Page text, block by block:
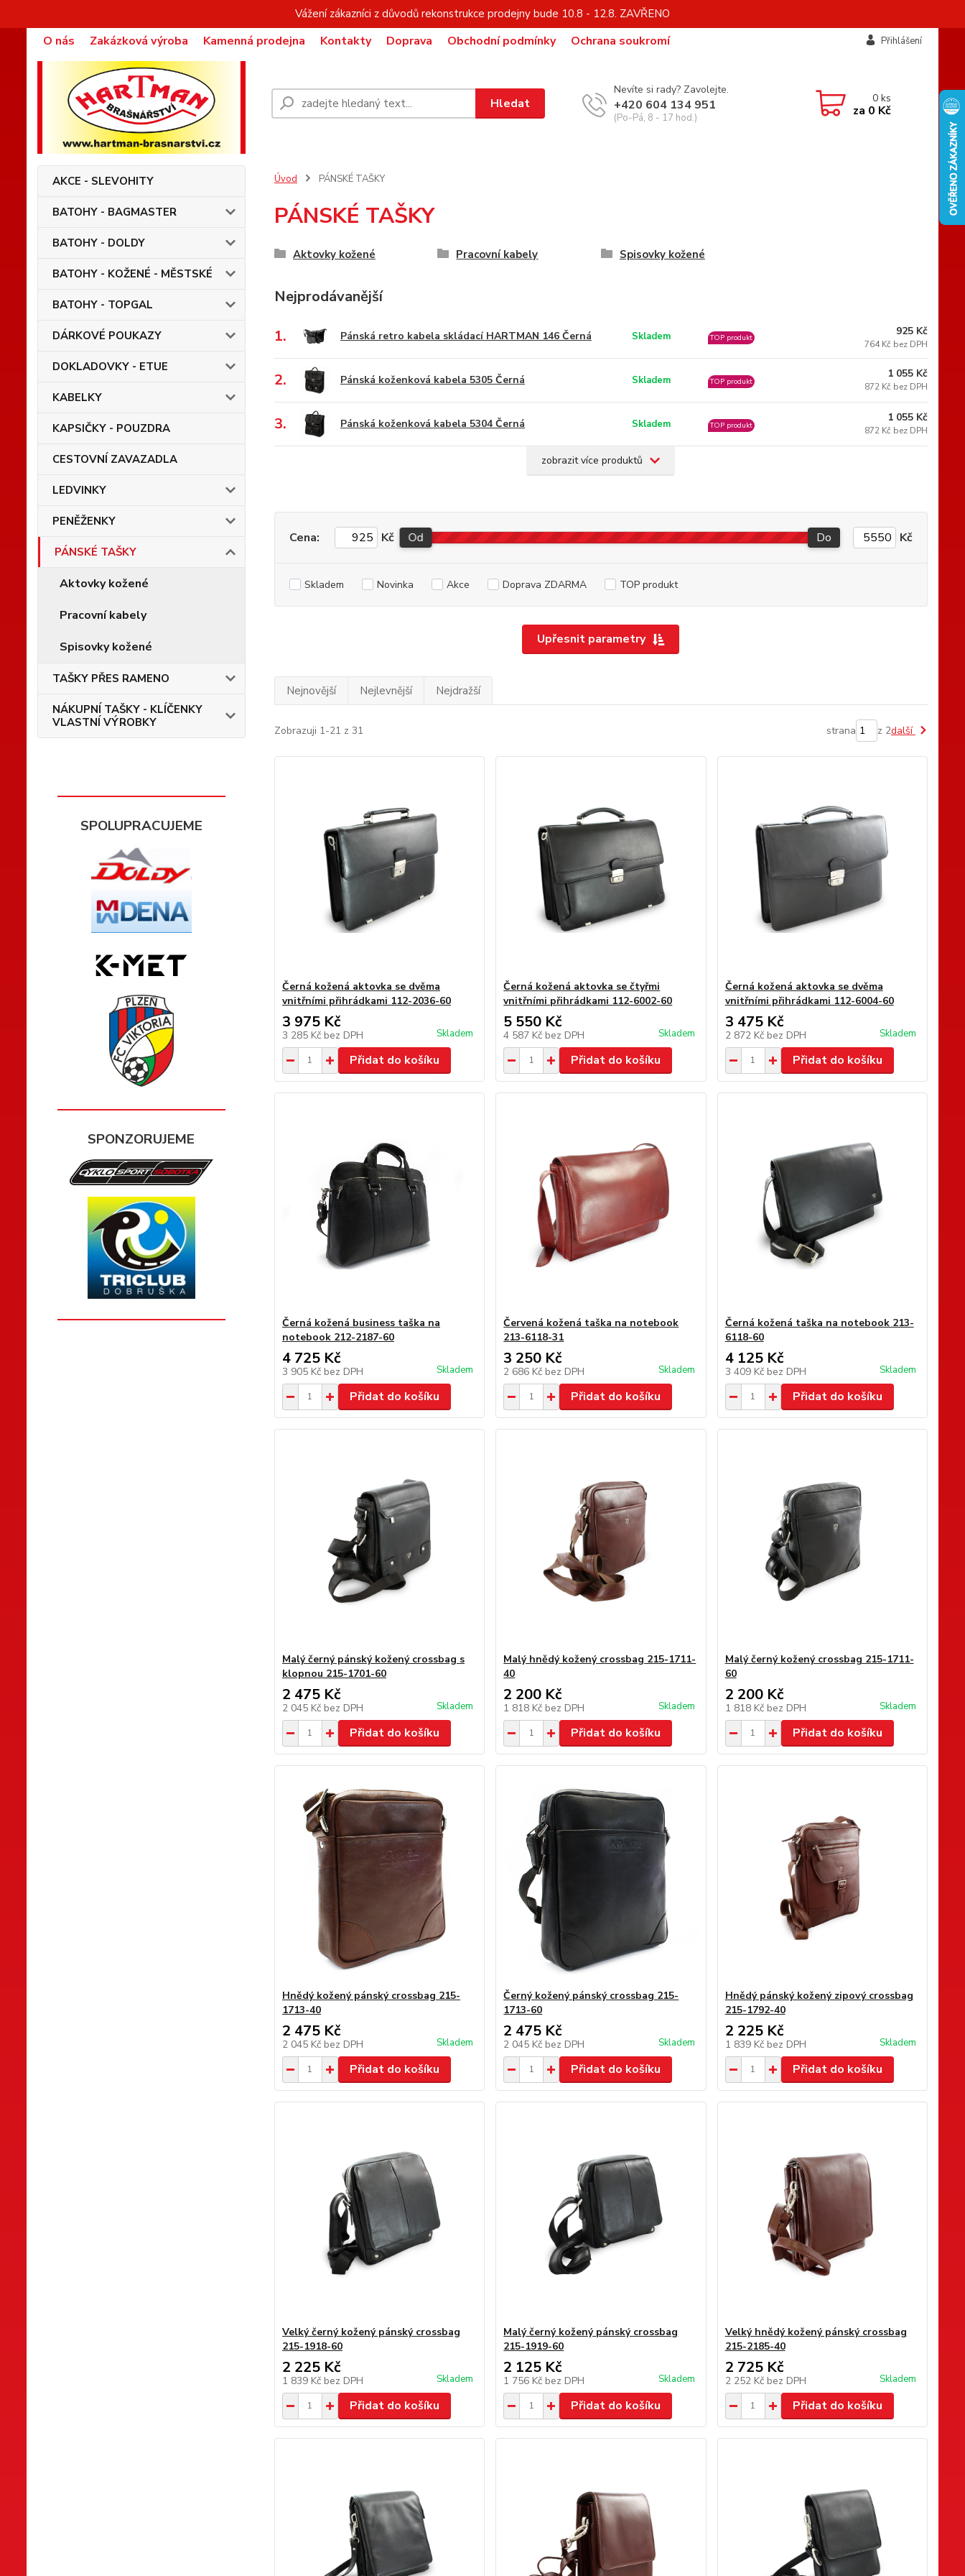
Vážení zákazníci z důvodů rekonstrukce prodejny bude 10.8 - 12.8. ZAVŘENO
O nás Zakázková výroba Kamenná prodejna Kontakty Doprava Obchodní podmínky Ochrana soukromí Přihlášení
Hledat
Nevíte si rady? Zavolejte.
+420 604 134 951
(Po-Pá, 8 - 17 hod.)
0ks
za 0 Kč
AKCE - SLEVOHITY
BATOHY - BAGMASTER
BATOHY - DOLDY
BATOHY - KOŽENÉ - MĚSTSKÉ
BATOHY - TOPGAL
DÁRKOVÉ POUKAZY
DOKLADOVKY - ETUE
KABELKY
KAPSIČKY - POUZDRA
CESTOVNÍ ZAVAZADLA
LEDVINKY
PENĚŽENKY
PÁNSKÉ TAŠKY
Aktovky kožené
Pracovní kabely
Spisovky kožené
TAŠKY PŘES RAMENO
NÁKUPNÍ TAŠKY - KLÍČENKY
VLASTNÍ VÝROBKY
SPOLUPRACUJEME
SPONZORUJEME
Úvod PÁNSKÉ TAŠKY
PÁNSKÉ TAŠKY
Aktovky kožené Pracovní kabely Spisovky kožené
Nejprodávanější
1. Pánská retro kabela skládací HARTMAN 146 Černá Skladem TOP produkt
925 Kč
764 Kč bez DPH
2. Pánská koženková kabela 5305 Černá Skladem TOP produkt
1 055 Kč
872 Kč bez DPH
3. Pánská koženková kabela 5304 Černá Skladem TOP produkt
1 055 Kč
872 Kč bez DPH
zobrazit více produktů
Upřesnit parametry
Cena: Kč Od Do Kč
Skladem Novinka Akce Doprava ZDARMA TOP produkt
Nejnovější Nejlevnější Nejdražší
Zobrazuji 1-21 z 31 strana z 2další
Černá kožená aktovka se dvěma
vnitřními přihrádkami 112-2036-60
3 975 Kč
3 285 Kč bez DPH Skladem
Přidat do košíku
Černá kožená aktovka se čtyřmi
vnitřními přihrádkami 112-6002-60
5 550 Kč
4 587 Kč bez DPH Skladem
Přidat do košíku
Černá kožená aktovka se dvěma
vnitřními přihrádkami 112-6004-60
3 475 Kč
2 872 Kč bez DPH Skladem
Přidat do košíku
Černá kožená business taška na
notebook 212-2187-60
4 725 Kč
3 905 Kč bez DPH Skladem
Přidat do košíku
Červená kožená taška na notebook
213-6118-31
3 250 Kč
2 686 Kč bez DPH Skladem
Přidat do košíku
Černá kožená taška na notebook 213-
6118-60
4 125 Kč
3 409 Kč bez DPH Skladem
Přidat do košíku
Malý černý pánský kožený crossbag s
klopnou 215-1701-60
2 475 Kč
2 045 Kč bez DPH Skladem
Přidat do košíku
Malý hnědý kožený crossbag 215-1711-
40
2 200 Kč
1 818 Kč bez DPH Skladem
Přidat do košíku
Malý černý kožený crossbag 215-1711-
60
2 200 Kč
1 818 Kč bez DPH Skladem
Přidat do košíku
Hnědý kožený pánský crossbag 215-
1713-40
2 475 Kč
2 045 Kč bez DPH Skladem
Přidat do košíku
Černý kožený pánský crossbag 215-
1713-60
2 475 Kč
2 045 Kč bez DPH Skladem
Přidat do košíku
Hnědý pánský kožený zipový crossbag
215-1792-40
2 225 Kč
1 839 Kč bez DPH Skladem
Přidat do košíku
Velký černý kožený pánský crossbag
215-1918-60
2 225 Kč
1 839 Kč bez DPH Skladem
Přidat do košíku
Malý černý kožený pánský crossbag
215-1919-60
2 125 Kč
1 756 Kč bez DPH Skladem
Přidat do košíku
Velký hnědý kožený pánský crossbag
215-2185-40
2 725 Kč
2 252 Kč bez DPH Skladem
Přidat do košíku